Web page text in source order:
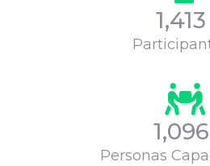
1,413
1,096
Personas